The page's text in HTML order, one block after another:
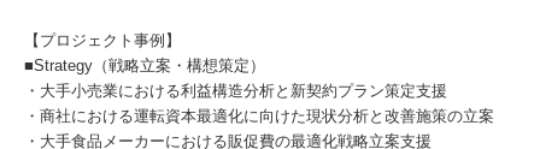
【プロジェクト事例】
■Strategy（戦略立案・構想策定）
・大手小売業における利益構造分析と新契約プラン策定支援
・商社における運転資本最適化に向けた現状分析と改善施策の立案
・大手食品メーカーにおける販促費の最適化戦略立案支援